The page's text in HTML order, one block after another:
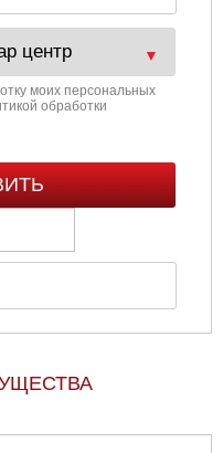
моих персональных
обработки